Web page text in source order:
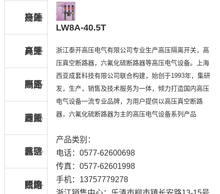
开关
接地
开关
高压
真空
断路
器
户外
高压
隔离
开关
户外
高压
六氟
化硫
断路
户外
高压
真空
断路
避雷
器、
限流
跌落
式熔
户内
LW8A-40.5T
浙江泰开高压电气有限公司专业生产高压隔离开关，高
压真空断路器，六氟化硫断路器等高压电气设备。上海
西亚成套科技有限公司联合构建，始创于1993年，集研
发，生产，销售及技术服务为一体，倾力打造国内高压
电气设备一流专业品牌，为用户提供以高压真空断路
器，六氟化硫断路器为主的高压电气设备系列产品
产品类别：
电话：0577-62600698
传真：0577-62601998
手机：13757779278